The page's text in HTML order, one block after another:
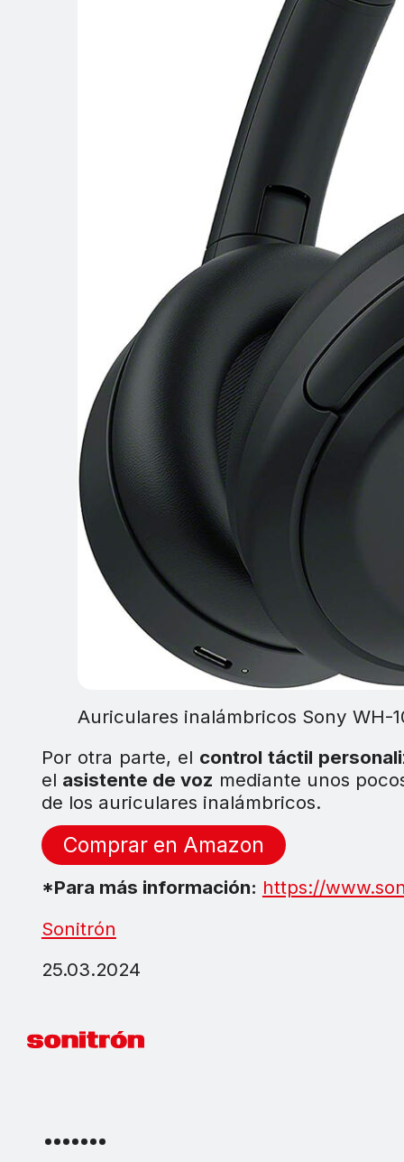
Auriculares inalámbricos Sony WH-
Por otra parte, el control táctil
el asistente de voz mediante unos
de los auriculares inalámbricos.
Comprar en Amazon
*Para más información: https://
Sonitrón
25.03.2024